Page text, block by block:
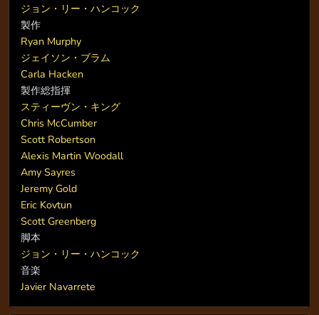
ジョン・リー・ハンコック
製作
Ryan Murphy
ジェイソン・ブラム
Carla Hacken
製作総指揮
スティーヴン・キング
Chris McCumber
Scott Robertson
Alexis Martin Woodall
Amy Sayres
Jeremy Gold
Eric Kovtun
Scott Greenberg
脚本
ジョン・リー・ハンコック
音楽
Javier Navarrete